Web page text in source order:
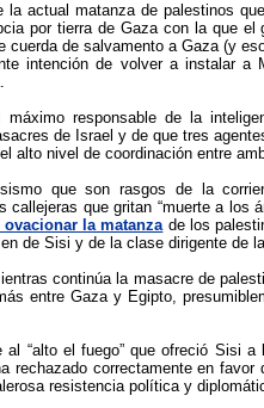
la actual matanza de palestinos
por tierra de Gaza con la que
cuerda de salvamento a Gaza (y
intención de volver a instalar
máximo responsable de la
de Israel y de que tres
alto nivel de coordinación entre
que son rasgos de la
callejeras que gritan “muerte a
la matanzade los
de Sisi y de la clase dirigente de
continúa la masacre de
entre Gaza y Egipto,
al “alto el fuego” que ofreció Sisi
rechazado correctamente en
resistencia política y